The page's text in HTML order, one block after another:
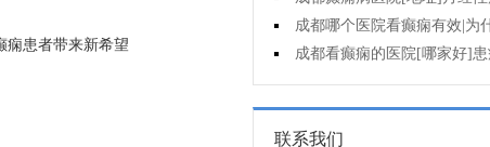
痫怎么治?
成都哪个医院看癫痫有效|为
会导致癫痫病出现?
成都看癫痫的医院[哪家好]
痫会死亡吗?
联系我们